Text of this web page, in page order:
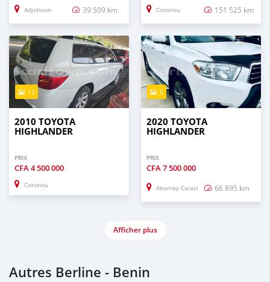
Adjohoun 39 509 km Cotonou 151 525 km
12
2010 TOYOTA
HIGHLANDER
PRIX
CFA4 500 000
Cotonou
5
2020 TOYOTA
HIGHLANDER
PRIX
CFA7 500 000
Abomey Calavi 66 895 km
Afficher plus
Autres Berline - Benin